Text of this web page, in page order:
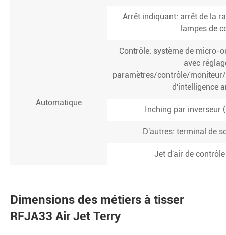
Arrêt indiquant: arrêt de la
lampes de
Automatique
Contrôle: système de micro-
avec
paramètres/contrôle/
d'intelligence
Inching par inverseur
D'autres: terminal de
Jet d'air de
Dimensions des métiers à tisser
RFJA33 Air Jet Terry